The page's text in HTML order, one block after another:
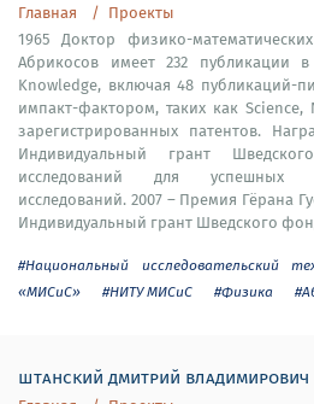
Главная
Проекты
1965 Доктор физико-
Абрикосов имеет 232
Knowledge, включая 48 публикаций-
импакт-фактором, таких как
зарегистрированных патентов.
Индивидуальный грант
исследований для успешных
исследований. 2007 – Премия Гёрана
Индивидуальный грант Шведского
#Национальный исследовательский
«МИСиС»
#НИТУ МИСиС #Физика
штанский дмитрий владимирович